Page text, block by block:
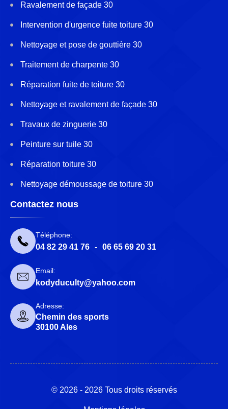
Ravalement de façade 30
Intervention d'urgence fuite toiture 30
Nettoyage et pose de gouttière 30
Traitement de charpente 30
Réparation fuite de toiture 30
Nettoyage et ravalement de façade 30
Travaux de zinguerie 30
Peinture sur tuile 30
Réparation toiture 30
Nettoyage démoussage de toiture 30
Contactez nous
Téléphone:
04 82 29 41 76 - 06 65 69 20 31
Email:
kodyduculty@yahoo.com
Adresse:
Chemin des sports
30100 Ales
© 2026 - 2026 Tous droits réservés